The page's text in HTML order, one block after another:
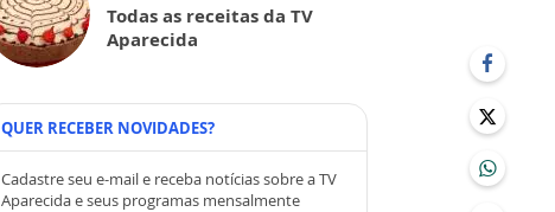
Todas as receitas da TV
Aparecida
QUER RECEBER NOVIDADES?
Cadastre seu e-mail e receba notícias sobre a TV
Aparecida e seus programas mensalmente